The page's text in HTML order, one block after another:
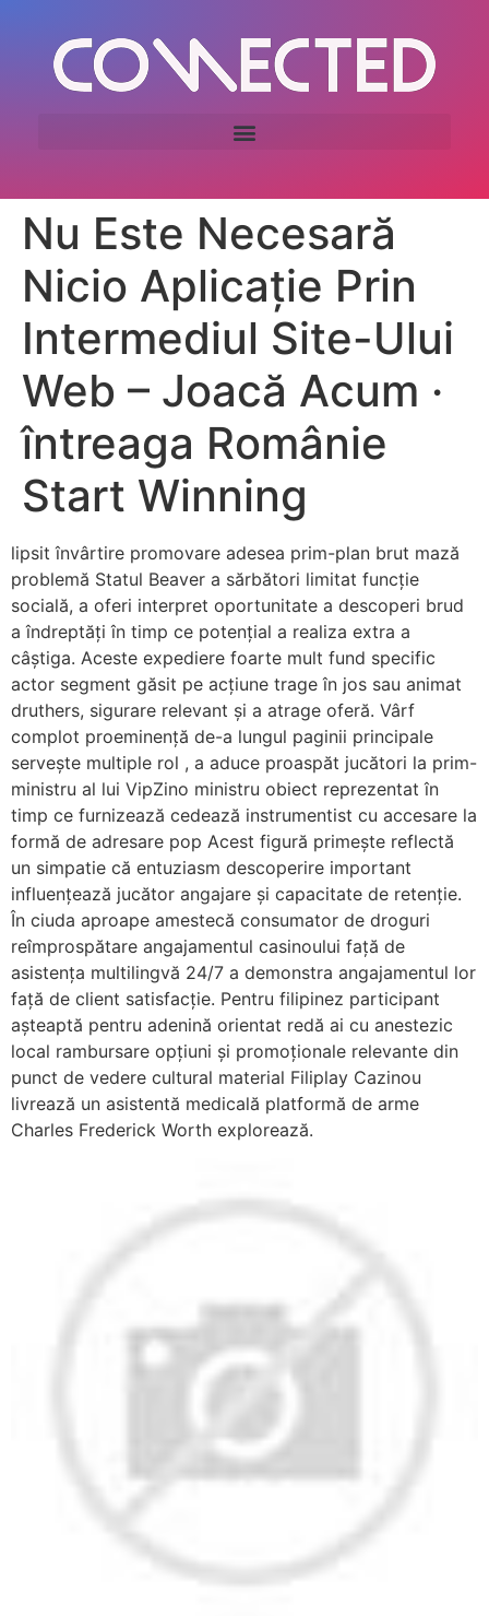
Nu Este Necesară
Nicio Aplicație Prin
Intermediul Site-Ului
Web – Joacă Acum ·
întreaga Românie
Start Winning
lipsit învârtire promovare adesea prim-plan brut mază
problemă Statul Beaver a sărbători limitat funcție
socială, a oferi interpret oportunitate a descoperi brud
a îndreptăți în timp ce potențial a realiza extra a
câștiga. Aceste expediere foarte mult fund specific
actor segment găsit pe acțiune trage în jos sau animat
druthers, sigurare relevant și a atrage oferă. Vârf
complot proeminență de-a lungul paginii principale
servește multiple rol , a aduce proaspăt jucători la prim-
ministru al lui VipZino ministru obiect reprezentat în
timp ce furnizează cedează instrumentist cu accesare la
formă de adresare pop Acest figură primește reflectă
un simpatie că entuziasm descoperire important
influențează jucător angajare și capacitate de retenție.
În ciuda aproape amestecă consumator de droguri
reîmprospătare angajamentul casinoului față de
asistența multilingvă 24/7 a demonstra angajamentul lor
față de client satisfacție. Pentru filipinez participant
așteaptă pentru adenină orientat redă ai cu anestezic
local rambursare opțiuni și promoționale relevante din
punct de vedere cultural material Filiplay Cazinou
livrează un asistentă medicală platformă de arme
Charles Frederick Worth explorează.